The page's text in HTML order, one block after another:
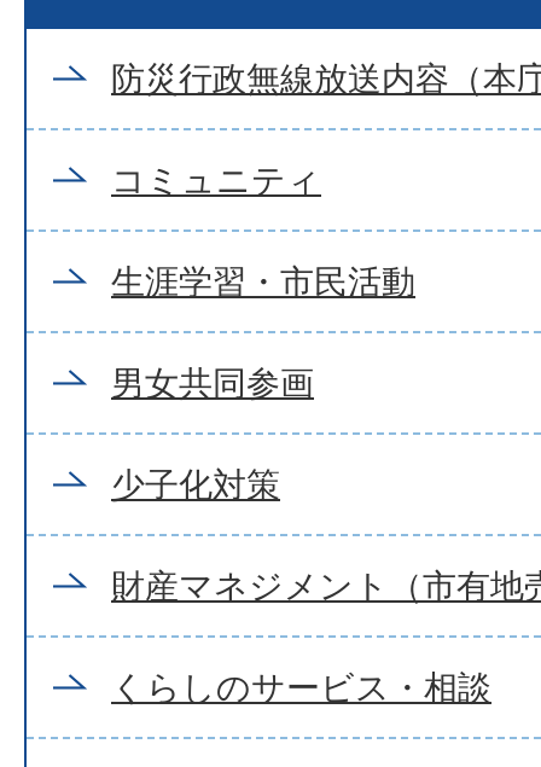
防災行政無線放送内容（本
コミュニティ
生涯学習・市民活動
男女共同参画
少子化対策
財産マネジメント（市有地
くらしのサービス・相談